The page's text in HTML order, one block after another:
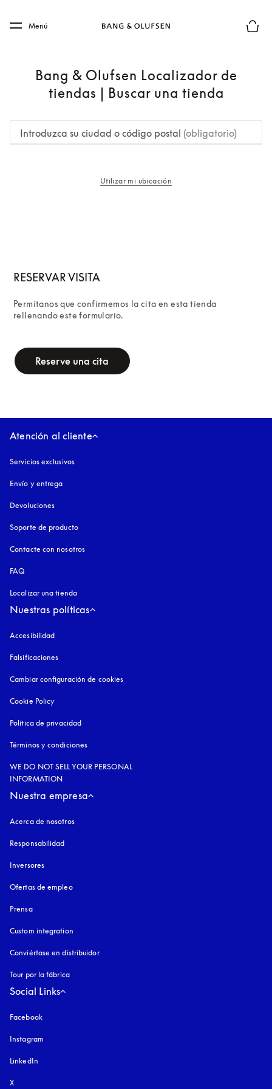
Skip to main footer
Menú
Bang & Olufsen Localizador de
tiendas | Buscar una tienda
Introduzca su ciudad o código postal (obligatorio)
Utilizar mi ubicación
RESERVAR VISITA
Permítanos que confirmemos la cita en esta tienda
rellenando este formulario.
Reserve una cita
Atención al cliente
Servicios exclusivos
Envío y entrega
Devoluciones
Soporte de producto
Contacte con nosotros
FAQ
Localizar una tienda
Nuestras políticas
Accesibilidad
Falsificaciones
Cambiar configuración de cookies
Cookie Policy
Política de privacidad
Términos y condiciones
WE DO NOT SELL YOUR PERSONAL
INFORMATION
Nuestra empresa
Acerca de nosotros
Responsabilidad
Inversores
Ofertas de empleo
Prensa
Custom integration
Conviértase en distribuidor
Tour por la fábrica
Social Links
Facebook
Instagram
LinkedIn
X